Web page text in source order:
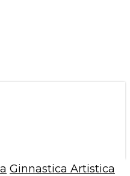
Ginnastica Artistica